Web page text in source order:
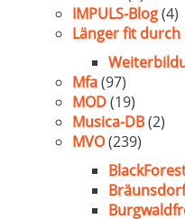
IMPULS-Blog(4)
Länger fit durch
Mfa(97)
MOD(19)
Musica-DB(2)
MVO(239)